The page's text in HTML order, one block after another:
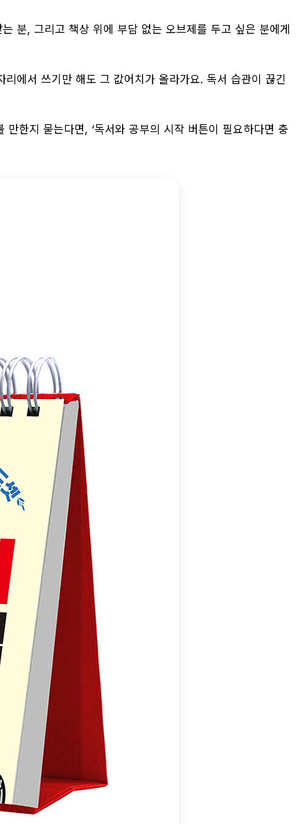
분, 그리고 책상 위에 부담 없는 오브제를 두고 싶은 분에게
에서 쓰기만 해도 그 값어치가 올라가요. 독서 습관이 끊긴
한지 묻는다면, ‘독서와 공부의 시작 버튼이 필요하다면 충